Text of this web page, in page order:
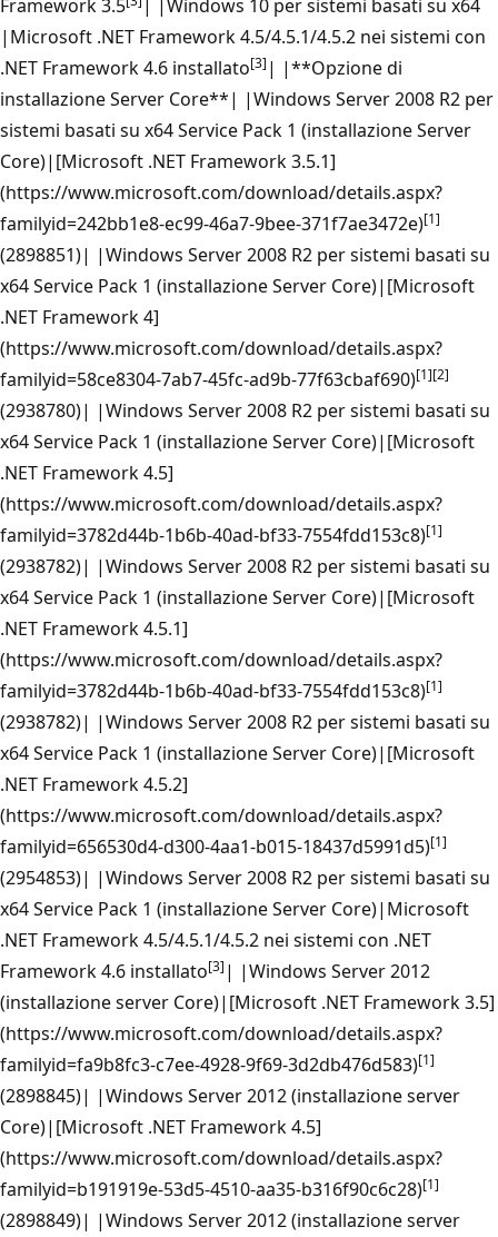
Framework 3.5
| |Windows 10 per sistemi basati su x64
|Microsoft .NET Framework 4.5/4.5.1/4.5.2 nei sistemi con
.NET Framework 4.6 installato[3] | |**Opzione di
installazione Server Core**| |Windows Server 2008 R2 per
sistemi basati su x64 Service Pack 1 (installazione Server
Core)|[Microsoft .NET Framework 3.5.1]
(https://www.microsoft.com/download/details.aspx?
familyid=242bb1e8-ec99-46a7-9bee-371f7ae3472e)[1]
(2898851)| |Windows Server 2008 R2 per sistemi basati su
x64 Service Pack 1 (installazione Server Core)|[Microsoft
.NET Framework 4]
(https://www.microsoft.com/download/details.aspx?
familyid=58ce8304-7ab7-45fc-ad9b-77f63cbaf690)[1][2]
(2938780)| |Windows Server 2008 R2 per sistemi basati su
x64 Service Pack 1 (installazione Server Core)|[Microsoft
.NET Framework 4.5]
(https://www.microsoft.com/download/details.aspx?
familyid=3782d44b-1b6b-40ad-bf33-7554fdd153c8)[1]
(2938782)| |Windows Server 2008 R2 per sistemi basati su
x64 Service Pack 1 (installazione Server Core)|[Microsoft
.NET Framework 4.5.1]
(https://www.microsoft.com/download/details.aspx?
familyid=3782d44b-1b6b-40ad-bf33-7554fdd153c8)[1]
(2938782)| |Windows Server 2008 R2 per sistemi basati su
x64 Service Pack 1 (installazione Server Core)|[Microsoft
.NET Framework 4.5.2]
(https://www.microsoft.com/download/details.aspx?
familyid=656530d4-d300-4aa1-b015-18437d5991d5)[1]
(2954853)| |Windows Server 2008 R2 per sistemi basati su
x64 Service Pack 1 (installazione Server Core)|Microsoft
.NET Framework 4.5/4.5.1/4.5.2 nei sistemi con .NET
Framework 4.6 installato[3] | |Windows Server 2012
(installazione server Core)|[Microsoft .NET Framework 3.5]
(https://www.microsoft.com/download/details.aspx?
familyid=fa9b8fc3-c7ee-4928-9f69-3d2db476d583)[1]
(2898845)| |Windows Server 2012 (installazione server
Core)|[Microsoft .NET Framework 4.5]
(https://www.microsoft.com/download/details.aspx?
familyid=b191919e-53d5-4510-aa35-b316f90c6c28)[1]
(2898849)| |Windows Server 2012 (installazione server